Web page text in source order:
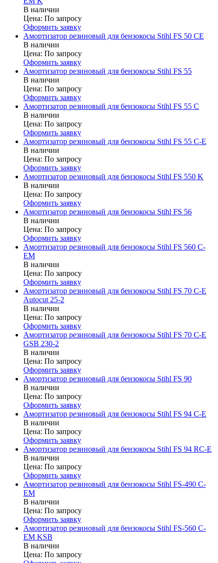
В наличии
Цена: По запросу
Оформить заявку
Амортизатор резиновый для бензокосы Stihl FS 50 CE
В наличии
Цена: По запросу
Оформить заявку
Амортизатор резиновый для бензокосы Stihl FS 55
В наличии
Цена: По запросу
Оформить заявку
Амортизатор резиновый для бензокосы Stihl FS 55 C
В наличии
Цена: По запросу
Оформить заявку
Амортизатор резиновый для бензокосы Stihl FS 55 C-E
В наличии
Цена: По запросу
Оформить заявку
Амортизатор резиновый для бензокосы Stihl FS 550 K
В наличии
Цена: По запросу
Оформить заявку
Амортизатор резиновый для бензокосы Stihl FS 56
В наличии
Цена: По запросу
Оформить заявку
Амортизатор резиновый для бензокосы Stihl FS 560 C-
EM
В наличии
Цена: По запросу
Оформить заявку
Амортизатор резиновый для бензокосы Stihl FS 70 C-E
Autocut 25-2
В наличии
Цена: По запросу
Оформить заявку
Амортизатор резиновый для бензокосы Stihl FS 70 C-E
GSB 230-2
В наличии
Цена: По запросу
Оформить заявку
Амортизатор резиновый для бензокосы Stihl FS 90
В наличии
Цена: По запросу
Оформить заявку
Амортизатор резиновый для бензокосы Stihl FS 94 C-E
В наличии
Цена: По запросу
Оформить заявку
Амортизатор резиновый для бензокосы Stihl FS 94 RC-E
В наличии
Цена: По запросу
Оформить заявку
Амортизатор резиновый для бензокосы Stihl FS-490 C-
EM
В наличии
Цена: По запросу
Оформить заявку
Амортизатор резиновый для бензокосы Stihl FS-560 C-
EM KSB
В наличии
Цена: По запросу